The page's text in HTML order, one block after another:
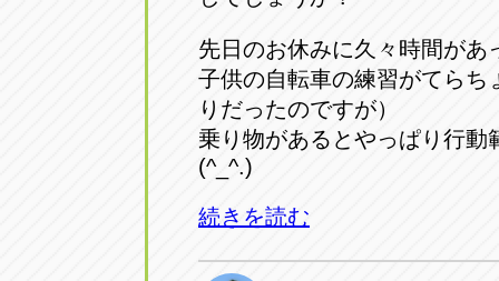
先日のお休みに久々時間があ
子供の自転車の練習がてらち
りだったのですが）
乗り物があるとやっぱり行動
(^_^.)
続きを読む